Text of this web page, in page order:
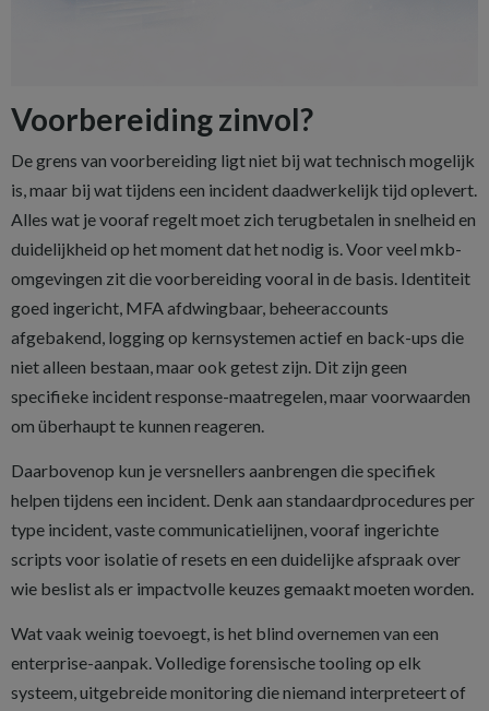
Voorbereiding zinvol?
De grens van voorbereiding ligt niet bij wat technisch mogelijk
is, maar bij wat tijdens een incident daadwerkelijk tijd oplevert.
Alles wat je vooraf regelt moet zich terugbetalen in snelheid en
duidelijkheid op het moment dat het nodig is. Voor veel mkb-
omgevingen zit die voorbereiding vooral in de basis. Identiteit
goed ingericht, MFA afdwingbaar, beheeraccounts
afgebakend, logging op kernsystemen actief en back-ups die
niet alleen bestaan, maar ook getest zijn. Dit zijn geen
specifieke incident response-maatregelen, maar voorwaarden
om überhaupt te kunnen reageren.
Daarbovenop kun je versnellers aanbrengen die specifiek
helpen tijdens een incident. Denk aan standaardprocedures per
type incident, vaste communicatielijnen, vooraf ingerichte
scripts voor isolatie of resets en een duidelijke afspraak over
wie beslist als er impactvolle keuzes gemaakt moeten worden.
Wat vaak weinig toevoegt, is het blind overnemen van een
enterprise-aanpak. Volledige forensische tooling op elk
systeem, uitgebreide monitoring die niemand interpreteert of